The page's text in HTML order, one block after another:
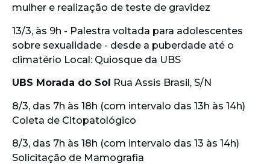
mulher e realização de teste de gravidez
13/3, às 9h - Palestra voltada para adolescentes
sobre sexualidade - desde a puberdade até o
climatério Local: Quiosque da UBS
UBS Morada do Sol Rua Assis Brasil, S/N
8/3, das 7h às 18h (com intervalo das 13h às 14h)
Coleta de Citopatológico
8/3, das 7h às 18h (com intervalo das 13 às 14h)
Solicitação de Mamografia